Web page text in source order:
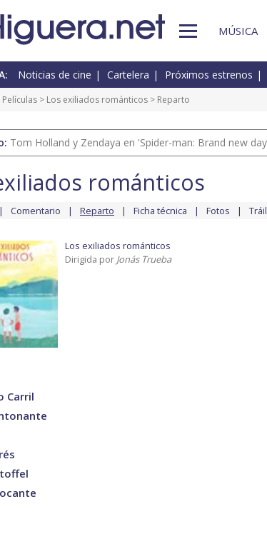
MÚSICA
Noticias de cine Cartelera Próximos estrenos
Películas > Los exiliados románticos > Reparto
Tom Holland y Zendaya en 'Spider-man: Brand new
románticos
Comentario Reparto Ficha técnica Fotos
Los exiliados románticos
Dirigida por Jonás Trueba
Carril